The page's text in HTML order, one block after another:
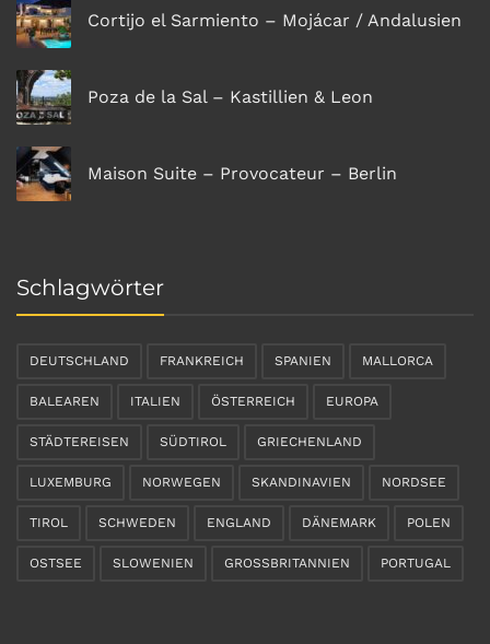
Cortijo el Sarmiento – Mojácar / Andalusien
Poza de la Sal – Kastillien & Leon
Maison Suite – Provocateur – Berlin
Schlagwörter
DEUTSCHLAND FRANKREICH SPANIEN MALLORCA
BALEAREN ITALIEN ÖSTERREICH EUROPA
STÄDTEREISEN SÜDTIROL GRIECHENLAND
LUXEMBURG NORWEGEN SKANDINAVIEN NORDSEE
TIROL SCHWEDEN ENGLAND DÄNEMARK POLEN
OSTSEE SLOWENIEN GROSSBRITANNIEN PORTUGAL